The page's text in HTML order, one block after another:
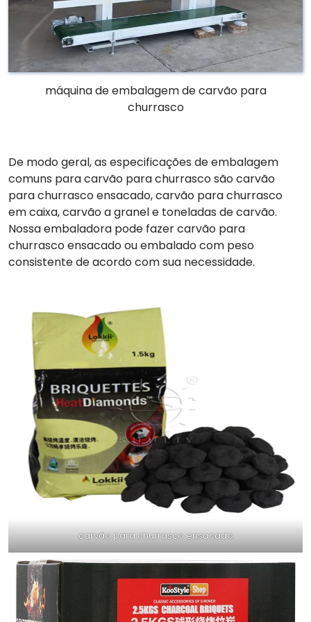
máquina de embalagem de carvão para
churrasco
De modo geral, as especificações de embalagem
comuns para carvão para churrasco são carvão
para churrasco ensacado, carvão para churrasco
em caixa, carvão a granel e toneladas de carvão.
Nossa embaladora pode fazer carvão para
churrasco ensacado ou embalado com peso
consistente de acordo com sua necessidade.
carvão para churrasco ensacado